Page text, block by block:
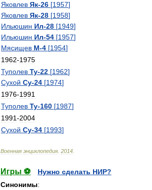
Яковлев Як-26 [1957]
Яковлев Як-28 [1958]
Ильюшин Ил-28 [1949]
Ильюшин Ил-54 [1957]
Мясищев М-4 [1954]
1962-1975
Туполев Ту-22 [1962]
Сухой Су-24 [1974]
1976-1991
Туполев Ту-160 [1987]
1991-2004
Сухой Су-34 [1993]
Военная энциклопедия 2014
Игры ⚽
Нужно сделать НИР?
Синонимы: